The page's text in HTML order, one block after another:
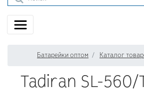
Батарейки оптом Каталог
Tadiran SL-560/